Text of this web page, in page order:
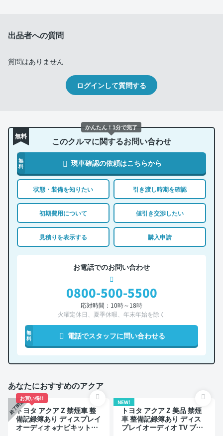
出品者への質問
質問はありません
ログインして質問する
無料 このクルマに関するお問い合わせ
無
料
現車確認の依頼はこちらから
状態・装備を知りたい 引き渡し時期を確認
初期費用について 値引き交渉したい
見積りを表示する 購入申請
お電話でのお問い合わせ
0800-500-5500
応対時間：10時～18時
火曜定休日、夏季休暇、年末年始を除く
無
料
電話でスタッフに問い合わせる
あなたにおすすめのアクア
終了間近
お買い得!!
トヨタ アクア Z 禁煙車 整
備記録簿あり ディスプレイ
オーディオ ※ナビキットあ
NEW!
トヨタ アクア Z 美品 禁煙
車 整備記録簿あり ディス
プレイオーディオ TV ブラ
かんたん！1分で完了